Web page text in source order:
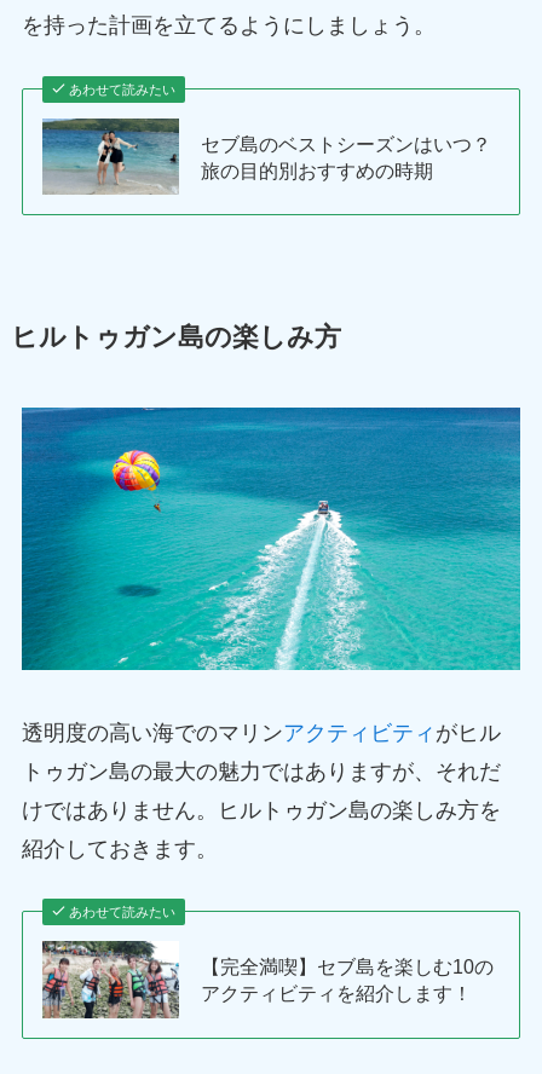
を持った計画を立てるようにしましょう。
あわせて読みたい
セブ島のベストシーズンはいつ？
旅の目的別おすすめの時期
ヒルトゥガン島の楽しみ方
透明度の高い海でのマリンアクティビティ がヒル
トゥガン島の最大の魅力ではありますが、それだ
けではありません。ヒルトゥガン島の楽しみ方を
紹介しておきます。
あわせて読みたい
【完全満喫】セブ島を楽しむ10の
アクティビティを紹介します！